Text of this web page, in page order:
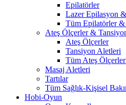
Epilatörler
Lazer Epilasyon
Tüm Epilatörler &
Ateş Ölçerler &
Ateş Ölçerler
Tansiyon Aletleri
Tüm Ateş
Masaj Aletleri
Tartılar
Tüm Sağlık-Kişisel
Hobi-Oyun